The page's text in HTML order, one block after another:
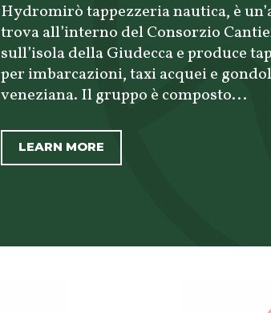
Hydromirò tappezzeria nautica, è
trova all’interno del Consorzio
sull’isola della Giudecca e produce
per imbarcazioni, taxi acquei e
veneziana. Il gruppo è composto...
LEARN MORE